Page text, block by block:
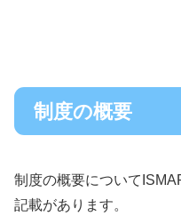
制度の概要
制度の概要について
記載があります。